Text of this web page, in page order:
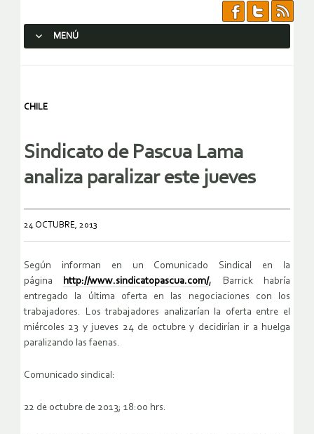
MENÚ
CHILE
Sindicato de Pascua Lama
analiza paralizar este jueves
24 OCTUBRE, 2013
Según informan en un Comunicado Sindical en la
página http://www.sindicatopascua.com/, Barrick habría
entregado la última oferta en las negociaciones con los
trabajadores. Los trabajadores analizarían la oferta entre el
miércoles 23 y jueves 24 de octubre y decidirían ir a huelga
paralizando las faenas.
Comunicado sindical:
22 de octubre de 2013; 18:00 hrs.